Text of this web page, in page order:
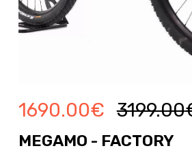
1690.00€ 3199.00
MEGAMO - FACTORY